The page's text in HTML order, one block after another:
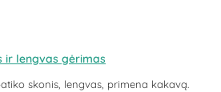
ir lengvas gėrimas
skonis, lengvas, primena kakavą.